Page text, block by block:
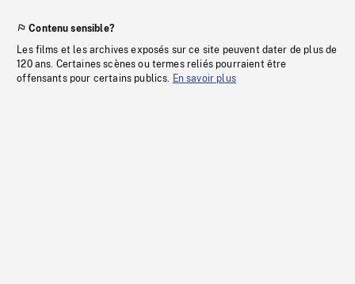
Contenu sensible?
Les films et les archives exposés sur ce site peuvent dater de plus de
120 ans. Certaines scènes ou termes reliés pourraient être
offensants pour certains publics. En savoir plus